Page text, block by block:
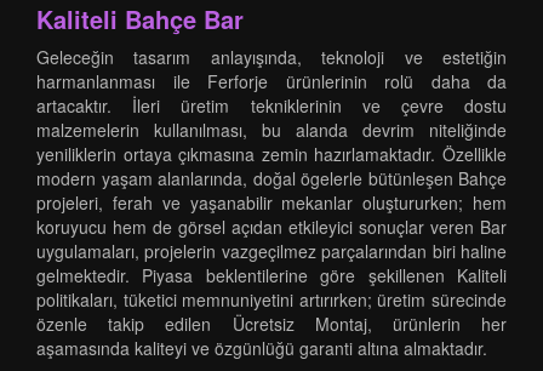
Kaliteli Bahçe Bar
Geleceğin tasarım anlayışında, teknoloji ve estetiğin
harmanlanması ile Ferforje ürünlerinin rolü daha da
artacaktır. İleri üretim tekniklerinin ve çevre dostu
malzemelerin kullanılması, bu alanda devrim niteliğinde
yeniliklerin ortaya çıkmasına zemin hazırlamaktadır. Özellikle
modern yaşam alanlarında, doğal ögelerle bütünleşen Bahçe
projeleri, ferah ve yaşanabilir mekanlar oluştururken; hem
koruyucu hem de görsel açıdan etkileyici sonuçlar veren Bar
uygulamaları, projelerin vazgeçilmez parçalarından biri haline
gelmektedir. Piyasa beklentilerine göre şekillenen Kaliteli
politikaları, tüketici memnuniyetini artırırken; üretim sürecinde
özenle takip edilen Ücretsiz Montaj, ürünlerin her
aşamasında kaliteyi ve özgünlüğü garanti altına almaktadır.